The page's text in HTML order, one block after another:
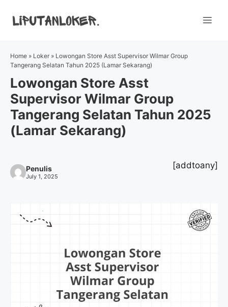
Home » Loker » Lowongan Store Asst Supervisor Wilmar Group
Tangerang Selatan Tahun 2025 (Lamar Sekarang)
Lowongan Store Asst
Supervisor Wilmar Group
Tangerang Selatan Tahun 2025
(Lamar Sekarang)
Penulis
July 1, 2025
[addtoany]